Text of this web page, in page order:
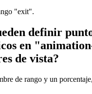
"exit".
definir
en
de vista?
de rango y un